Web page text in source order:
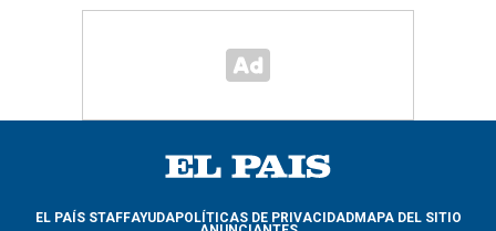
EL PAÍS STAFFAYUDAPOLÍTICAS DE PRIVACIDADMAPA DEL SITIO